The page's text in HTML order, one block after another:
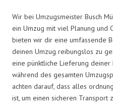
Wir bei Umzugsmeister Busch
ein Umzug mit viel Planung und
bieten wir dir eine umfassende
deinen Umzug reibungslos zu
eine pünktliche Lieferung
während des gesamten
achten darauf, dass alles
ist, um einen sicheren Transport